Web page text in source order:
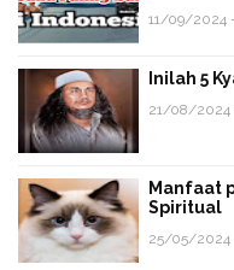
11/09/2024
Inilah 5
21/08/2024
Manfaat
Spiritual
25/05/2024